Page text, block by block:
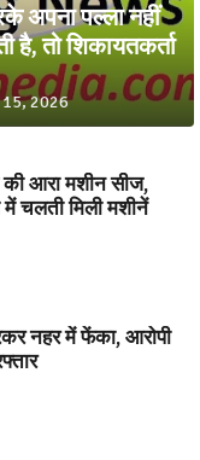
अपना पल्ला नहीं
है, तो शिकायतकर्ता
15, 2026
आरा मशीन सीज,
चलती मिली मशीनें
नहर में फेंका, आरोपी